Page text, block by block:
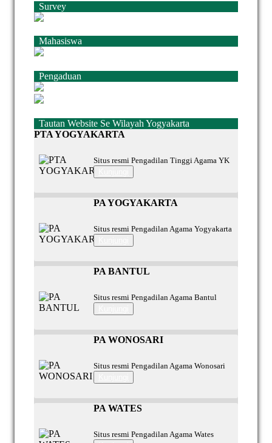
Survey
Mahasiswa
Pengaduan
Tautan Website Se Wilayah Yogyakarta
PTA YOGYAKARTA
Situs resmi Pengadilan Tinggi Agama YK
PA YOGYAKARTA
Situs resmi Pengadilan Agama Yogyakarta
PA BANTUL
Situs resmi Pengadilan Agama Bantul
PA WONOSARI
Situs resmi Pengadilan Agama Wonosari
PA WATES
Situs resmi Pengadilan Agama Wates